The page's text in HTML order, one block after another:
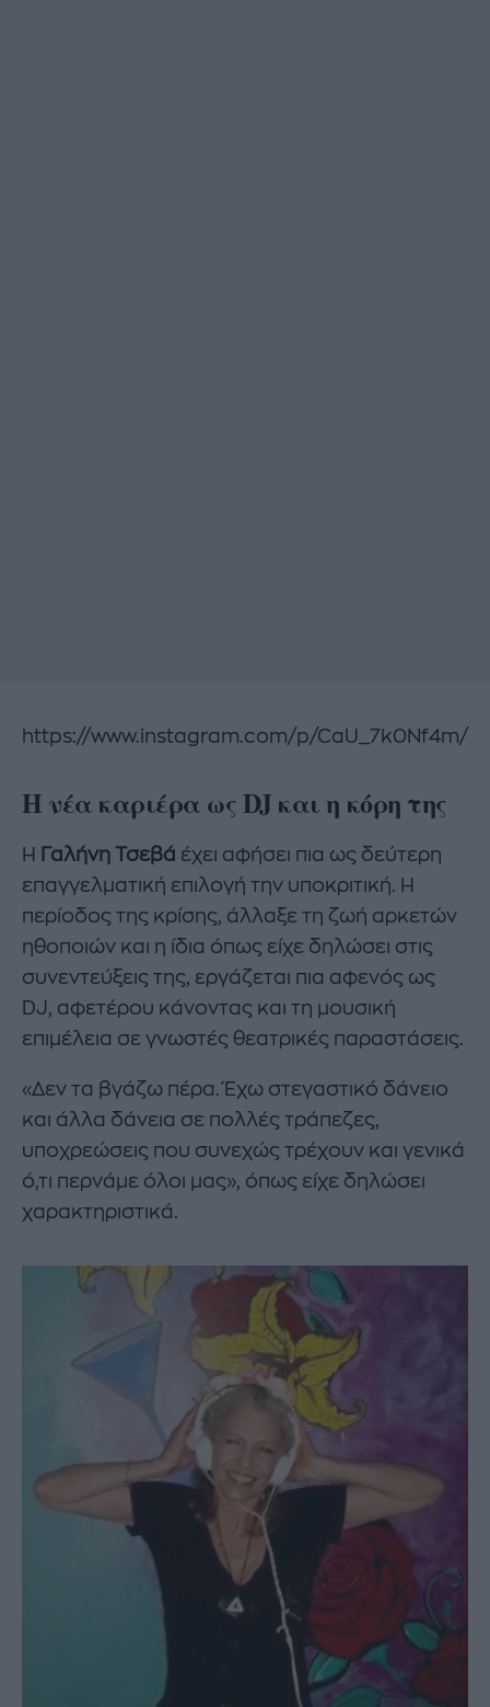
https://www.instagram.com/p/CaU_7k0Nf4m/
Η νέα καριέρα ως DJ και η κόρη της
Η Γαλήνη Τσεβά έχει αφήσει πια ως δεύτερη
επαγγελματική επιλογή την υποκριτική. Η
περίοδος της κρίσης, άλλαξε τη ζωή αρκετών
ηθοποιών και η ίδια όπως είχε δηλώσει στις
συνεντεύξεις της, εργάζεται πια αφενός ως
DJ, αφετέρου κάνοντας και τη μουσική
επιμέλεια σε γνωστές θεατρικές παραστάσεις.
«Δεν τα βγάζω πέρα. Έχω στεγαστικό δάνειο
και άλλα δάνεια σε πολλές τράπεζες,
υποχρεώσεις που συνεχώς τρέχουν και γενικά
ό,τι περνάμε όλοι μας», όπως είχε δηλώσει
χαρακτηριστικά.